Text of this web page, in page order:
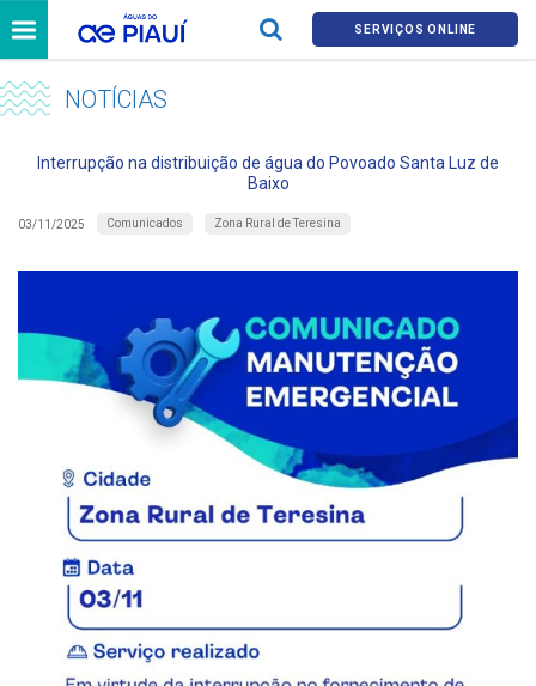
SERVIÇOS ONLINE
NOTÍCIAS
Interrupção na distribuição de água do Povoado Santa Luz de
Baixo
03/11/2025 Comunicados Zona Rural de Teresina